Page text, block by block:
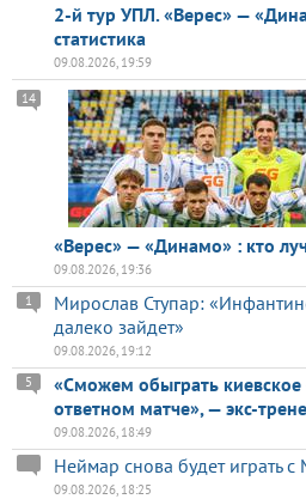
2-й тур УПЛ. «Верес» —
статистика
09.08.2026, 19:59
«Верес» — «Динамо» : кто
14
09.08.2026, 19:36
Мирослав Ступар:
далеко зайдет»
1
09.08.2026, 19:12
«Сможем обыграть
ответном матче», — экс-
5
09.08.2026, 18:49
Неймар снова будет играть с
09.08.2026, 18:25